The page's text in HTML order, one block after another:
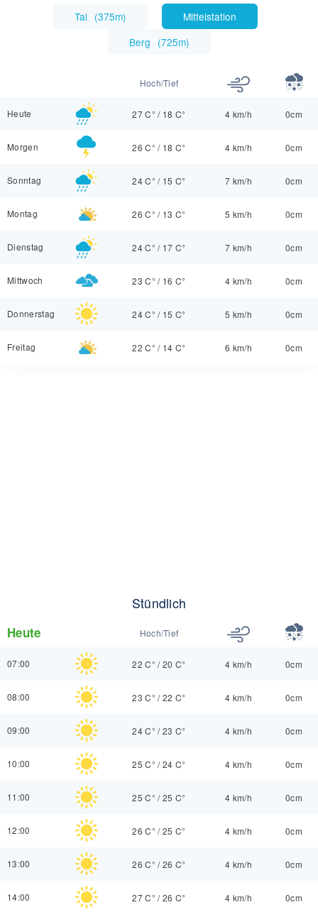
Tal (375m)
Mittelstation
Berg (725m)
Hoch/Tief
Heute 27 C° / 18 C° 4 km/h 0cm
Morgen 26 C° / 18 C° 4 km/h 0cm
Sonntag 24 C° / 15 C° 7 km/h 0cm
Montag 26 C° / 13 C° 5 km/h 0cm
Dienstag 24 C° / 17 C° 7 km/h 0cm
Mittwoch 23 C° / 16 C° 4 km/h 0cm
Donnerstag 24 C° / 15 C° 5 km/h 0cm
Freitag 22 C° / 14 C° 6 km/h 0cm
Stündlich
Heute Hoch/Tief
07:00 22 C° /20 C° 4 km/h 0cm
08:00 23 C° /22 C° 4 km/h 0cm
09:00 24 C° /23 C° 4 km/h 0cm
10:00 25 C° /24 C° 4 km/h 0cm
11:00 25 C° /25 C° 4 km/h 0cm
12:00 26 C° /25 C° 4 km/h 0cm
13:00 26 C° /26 C° 4 km/h 0cm
14:00 27 C° /26 C° 4 km/h 0cm